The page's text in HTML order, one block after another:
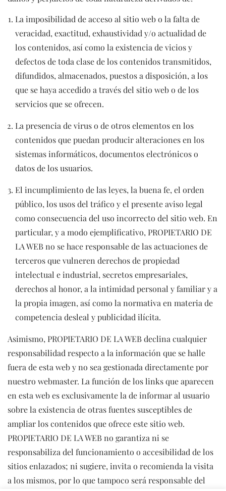
La imposibilidad de acceso al sitio web o la falta de
veracidad, exactitud, exhaustividad y/o actualidad de
los contenidos, así como la existencia de vicios y
defectos de toda clase de los contenidos transmitidos,
difundidos, almacenados, puestos a disposición, a los
que se haya accedido a través del sitio web o de los
servicios que se ofrecen.
La presencia de virus o de otros elementos en los
contenidos que puedan producir alteraciones en los
sistemas informáticos, documentos electrónicos o
datos de los usuarios.
El incumplimiento de las leyes, la buena fe, el orden
público, los usos del tráfico y el presente aviso legal
como consecuencia del uso incorrecto del sitio web. En
particular, y a modo ejemplificativo, PROPIETARIO DE
LA WEB no se hace responsable de las actuaciones de
terceros que vulneren derechos de propiedad
intelectual e industrial, secretos empresariales,
derechos al honor, a la intimidad personal y familiar y a
la propia imagen, así como la normativa en materia de
competencia desleal y publicidad ilícita.
Asimismo, PROPIETARIO DE LA WEB declina cualquier
responsabilidad respecto a la información que se halle
fuera de esta web y no sea gestionada directamente por
nuestro webmaster. La función de los links que aparecen
en esta web es exclusivamente la de informar al usuario
sobre la existencia de otras fuentes susceptibles de
ampliar los contenidos que ofrece este sitio web.
PROPIETARIO DE LA WEB no garantiza ni se
responsabiliza del funcionamiento o accesibilidad de los
sitios enlazados; ni sugiere, invita o recomienda la visita
a los mismos, por lo que tampoco será responsable del